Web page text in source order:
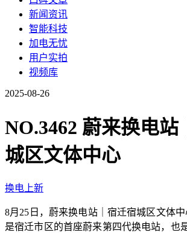
新闻资讯
智能科技
加电无忧
用户实拍
视频库
2025-08-26
NO.3462 蔚来换电站
城区文体中心
换电上新
8月25日，蔚来换电站｜宿迁宿城区文体
是宿迁市区的首座蔚来第四代换电站，也